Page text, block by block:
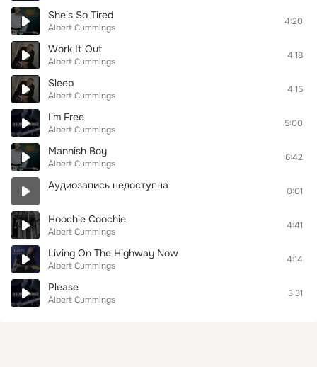
She's So Tired
Albert Cummings
4:20
Work It Out
Albert Cummings
4:18
Sleep
Albert Cummings
4:15
I'm Free
Albert Cummings
5:00
Mannish Boy
Albert Cummings
6:42
Аудиозапись недоступна 0:01
Hoochie Coochie
Albert Cummings
4:41
Living On The Highway Now
Albert Cummings
4:14
Please
Albert Cummings
3:31